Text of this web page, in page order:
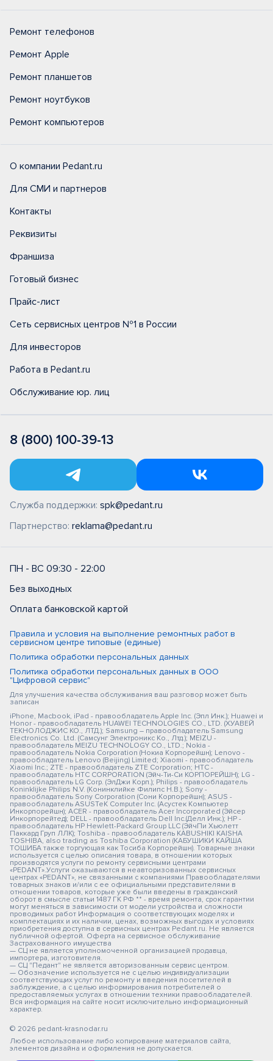
Ремонт телефонов
Ремонт Apple
Ремонт планшетов
Ремонт ноутбуков
Ремонт компьютеров
О компании Pedant.ru
Для СМИ и партнеров
Контакты
Реквизиты
Франшиза
Готовый бизнес
Прайс-лист
Сеть сервисных центров №1 в России
Для инвесторов
Работа в Pedant.ru
Обслуживание юр. лиц
8 (800) 100-39-13
Служба поддержки: spk@pedant.ru
Партнерство: reklama@pedant.ru
ПН - ВС 09:30 - 22:00
Без выходных
Оплата банковской картой
Правила и условия на выполнение ремонтных работ в
сервисном центре типовые (единые)
Политика обработки персональных данных
Политика обработки персональных данных в ООО
"Цифровой сервис"
Для улучшения качества обслуживания ваш разговор может быть
записан
iPhone, Macbook, iPad - правообладатель Apple Inc. (Эпл Инк.); Huawei и
Honor - правообладатель HUAWEI TECHNOLOGIES CO., LTD. (ХУАВЕЙ
ТЕКНОЛОДЖИС КО., ЛТД.); Samsung – правообладатель Samsung
Electronics Co. Ltd. (Самсунг Электроникс Ко., Лтд.); MEIZU -
правообладатель MEIZU TECHNOLOGY CO., LTD.; Nokia -
правообладатель Nokia Corporation (Нокиа Корпорейшн); Lenovo -
правообладатель Lenovo (Beijing) Limited; Xiaomi - правообладатель
Xiaomi Inc.; ZTE - правообладатель ZTE Corporation; HTC -
правообладатель HTC CORPORATION (Эйч-Ти-Си КОРПОРЕЙШН); LG -
правообладатель LG Corp. (ЭлДжи Корп.); Philips - правообладатель
Koninklijke Philips N.V. (Конинклийке Филипс Н.В.); Sony -
правообладатель Sony Corporation (Сони Корпорейшн); ASUS -
правообладатель ASUSTeK Computer Inc. (Асустек Компьютер
Инкорпорейшн); ACER - правообладатель Acer Incorporated (Эйсер
Инкорпорейтед); DELL - правообладатель Dell Inc.(Делл Инк.); HP -
правообладатель HP Hewlett-Packard Group LLC (ЭйчПи Хьюлетт
Паккард Груп ЛЛК); Toshiba - правообладатель KABUSHIKI KAISHA
TOSHIBA, also trading as Toshiba Corporation (КАБУШИКИ КАЙША
ТОШИБА также торгующая как Тосиба Корпорейшн). Товарные знаки
используется с целью описания товара, в отношении которых
производятся услуги по ремонту сервисными центрами
«PEDANT».Услуги оказываются в неавторизованных сервисных
центрах «PEDANT», не связанными с компаниями Правообладателями
товарных знаков и/или с ее официальными представителями в
отношении товаров, которые уже были введены в гражданский
оборот в смысле статьи 1487 ГК РФ ** - время ремонта, срок гарантии
могут меняться в зависимости от модели устройства и сложности
проводимых работ Информация о соответствующих моделях и
комплектациях и их наличии, ценах, возможных выгодах и условиях
приобретения доступна в сервисных центрах Pedant.ru. Не является
публичной офертой. Оферта на сервисное обслуживание
Застрахованного имущества
— СЦ не является уполномоченной организацией продавца,
импортера, изготовителя.
— СЦ "Педант" не является авторизованным сервис центром.
— Обозначение используется не с целью индивидуализации
соответствующих услуг по ремонту и введения посетителей в
заблуждение, а с целью информирования потребителей о
предоставляемых услугах в отношении техники правообладателей.
Вся информация на сайте носит исключительно информационный
характер.
© 2026 pedant-krasnodar.ru
Любое использование либо копирование материалов сайта,
элементов дизайна и оформления не допускается.